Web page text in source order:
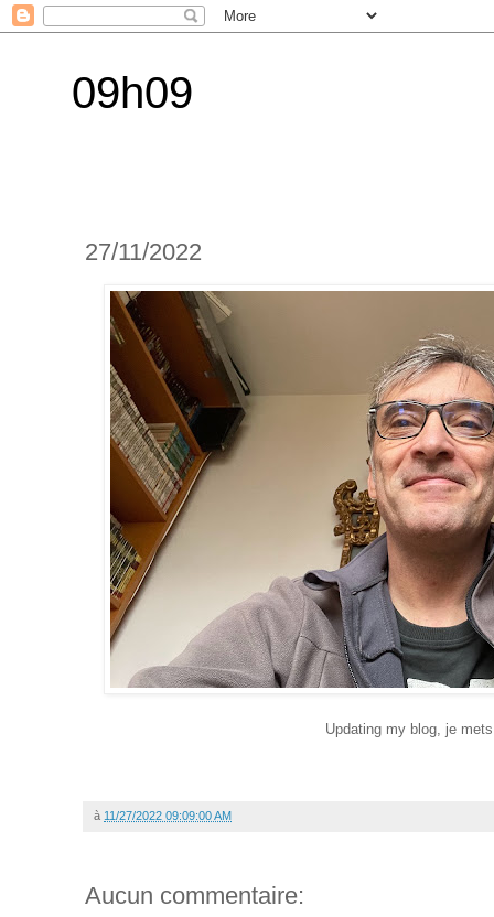
09h09
27/11/2022
Updating my blog, je
à 11/27/2022 09:09:00 AM
Aucun commentaire: